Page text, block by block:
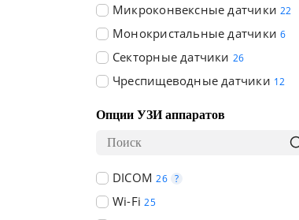
Микроконвексные датчики 22
Монокристальные датчики6
Секторные датчики 26
Чреспищеводные датчики 12
Опции УЗИ аппаратов
DICOM 26 ?
Wi-Fi 25